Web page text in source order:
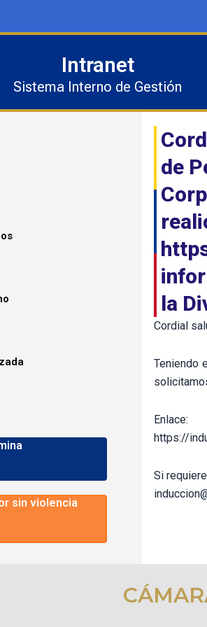
Intranet
Sistema Interno de Gestión
sin violencia
de
la
Cordial
Teniendo
Enlace:
https://
Si